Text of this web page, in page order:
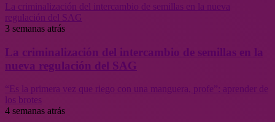
La criminalización del intercambio de semillas en la nueva
regulación del SAG
3 semanas atrás
La criminalización del intercambio de semillas en la
nueva regulación del SAG
“Es la primera vez que riego con una manguera, profe”: aprender de
los brotes
4 semanas atrás